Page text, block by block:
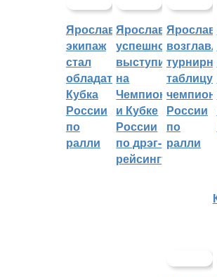
Ярославский
экипаж
стал
обладателем
Кубка
России
по
ралли
Ярославцы
успешно
выступили
на
Чемпионате
и Кубке
России
по дрэг-
рейсингу
таблицу
России
по
ралли